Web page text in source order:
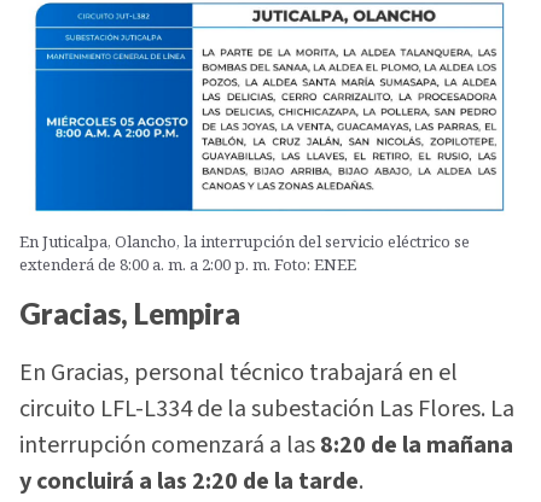
En Juticalpa, Olancho, la interrupción del servicio eléctrico se
extenderá de 8:00 a. m. a 2:00 p. m. Foto: ENEE
Gracias, Lempira
En Gracias, personal técnico trabajará en el
circuito LFL-L334 de la subestación Las Flores. La
interrupción comenzará a las8:20 de la mañana
y concluirá a las 2:20 de la tarde.